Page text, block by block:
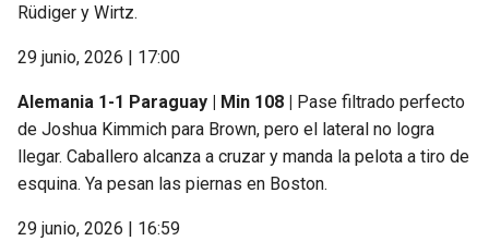
Rüdiger y Wirtz.
29 junio, 2026 | 17:00
Alemania 1-1 Paraguay | Min 108 |
Pase filtrado perfecto
de Joshua Kimmich para Brown, pero el lateral no logra
llegar. Caballero alcanza a cruzar y manda la pelota a tiro de
esquina. Ya pesan las piernas en Boston.
29 junio, 2026 | 16:59